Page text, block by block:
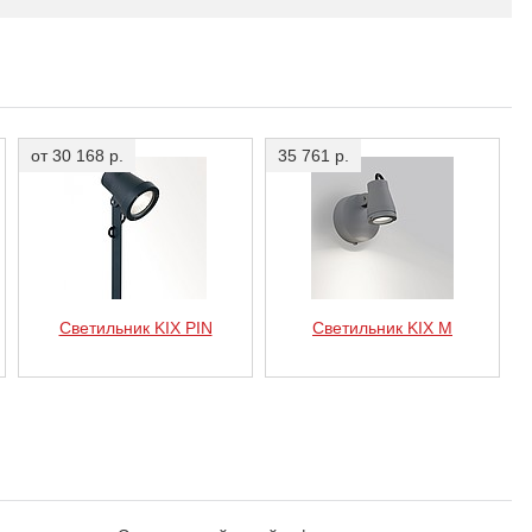
8 по запросу
от 30 168 р.
Светильник KIX PIN
35 761 р.
Светильник KIX M